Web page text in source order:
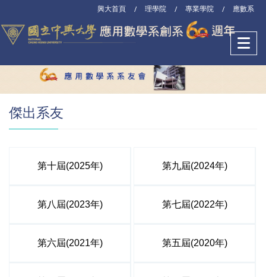
興大首頁 / 理學院 / 專業學院 / 應數系
傑出系友
第十屆(2025年) 第九屆(2024年)
第八屆(2023年) 第七屆(2022年)
第六屆(2021年) 第五屆(2020年)